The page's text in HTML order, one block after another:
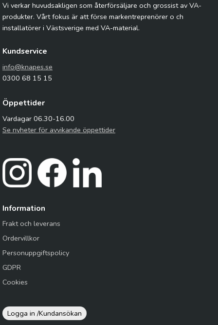
Vi verkar huvudsakligen som återförsäljare och grossist av VA-
produkter. Vårt fokus är att förse markentreprenörer o ch
installatörer i Västsverige med VA-material.
Kundservice
info@knapes.se
0300 68 15 15
Öppettider
Vardagar 06.30-16.00
Se nyheter för avvikande öppettider
Information
Frakt och leverans
Ordervillkor
Personuppgiftspolicy
GDPR
Cookies
Logga in /Kundansökan